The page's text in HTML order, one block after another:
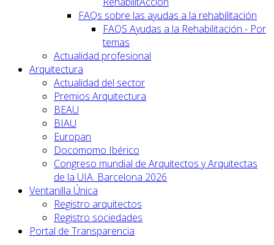
FAQs sobre las ayudas a la rehabilitación
FAQS Ayudas a la Rehabilitación - Por
temas
Actualidad profesional
Arquitectura
Actualidad del sector
Premios Arquitectura
BEAU
BIAU
Europan
Docomomo Ibérico
Congreso mundial de Arquitectos y Arquitectas
de la UIA. Barcelona 2026
Ventanilla Única
Registro arquitectos
Registro sociedades
Portal de Transparencia